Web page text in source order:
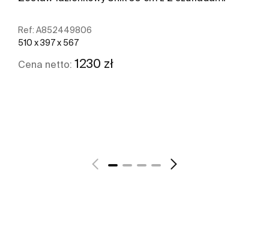
Ref: A852449806
510 x 397 x 567
Cena netto: 1230 zł